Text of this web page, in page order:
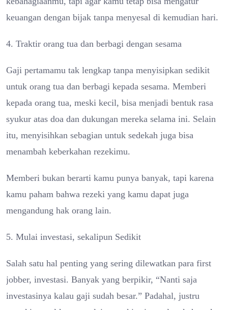
keuangan dengan bijak tanpa menyesal di kemudian hari.
4. Traktir orang tua dan berbagi dengan sesama
Gaji pertamamu tak lengkap tanpa menyisipkan sedikit
untuk orang tua dan berbagi kepada sesama. Memberi
kepada orang tua, meski kecil, bisa menjadi bentuk rasa
syukur atas doa dan dukungan mereka selama ini. Selain
itu, menyisihkan sebagian untuk sedekah juga bisa
menambah keberkahan rezekimu.
Memberi bukan berarti kamu punya banyak, tapi karena
kamu paham bahwa rezeki yang kamu dapat juga
mengandung hak orang lain.
5. Mulai investasi, sekalipun Sedikit
Salah satu hal penting yang sering dilewatkan para first
jobber, investasi. Banyak yang berpikir, “Nanti saja
investasinya kalau gaji sudah besar.” Padahal, justru